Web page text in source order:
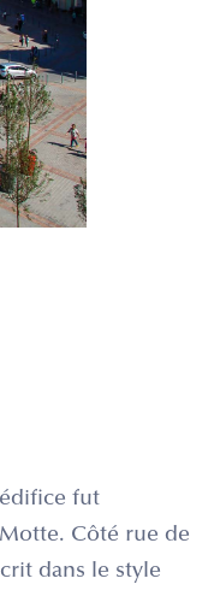
fut
Côté rue de
dans le style